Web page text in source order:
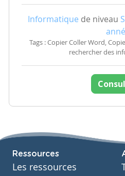
Informatique de niveau
Tags : Copier Coller Word,
rechercher des
Ressources
Les ressources